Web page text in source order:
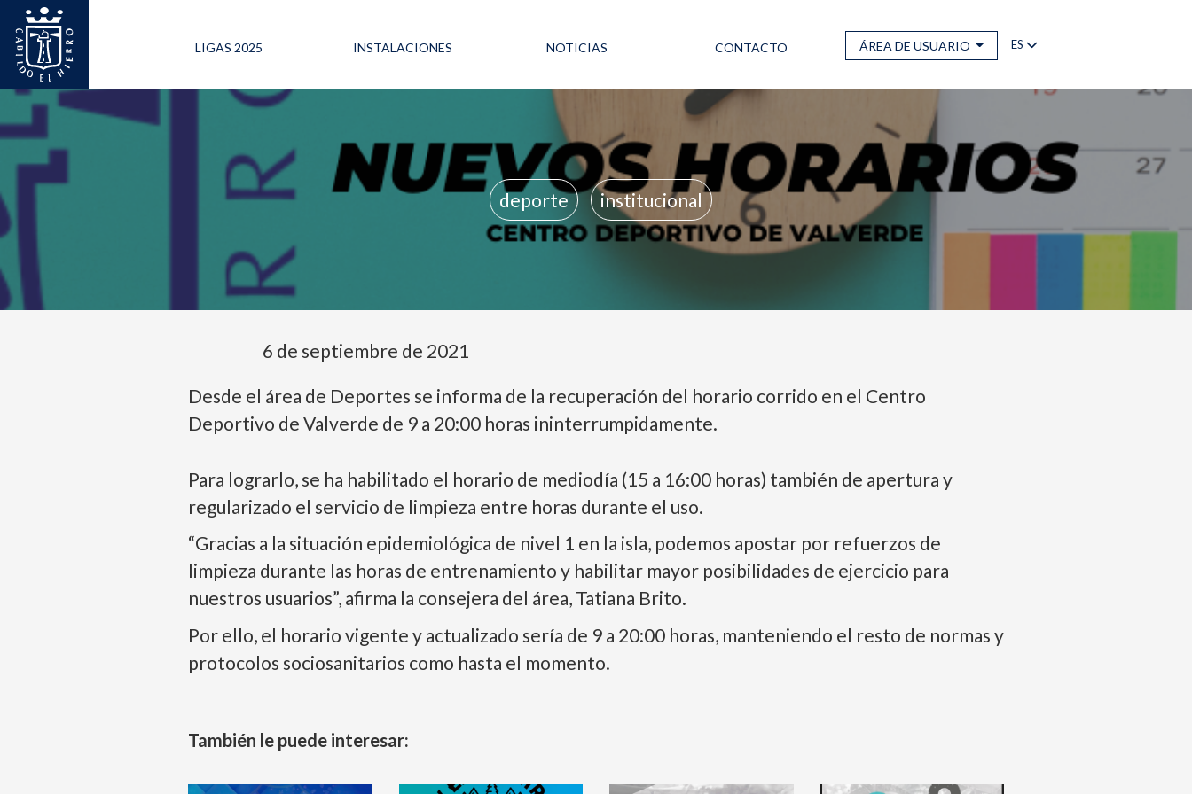
LIGAS 2025 INSTALACIONES NOTICIAS CONTACTO ÁREA DE USUARIO ES
deporte institucional
6 de septiembre de 2021
Desde el área de Deportes se informa de la recuperación del horario corrido en el Centro
Deportivo de Valverde de 9 a 20:00 horas ininterrumpidamente.
Para lograrlo, se ha habilitado el horario de mediodía (15 a 16:00 horas) también de apertura y
regularizado el servicio de limpieza entre horas durante el uso.
“Gracias a la situación epidemiológica de nivel 1 en la isla, podemos apostar por refuerzos de
limpieza durante las horas de entrenamiento y habilitar mayor posibilidades de ejercicio para
nuestros usuarios”, afirma la consejera del área, Tatiana Brito.
Por ello, el horario vigente y actualizado sería de 9 a 20:00 horas, manteniendo el resto de normas y
protocolos sociosanitarios como hasta el momento.
También le puede interesar: